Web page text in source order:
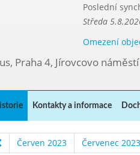
Poslední
Středa
Omezení
Praha 4, Jírovcovo
Kontakty a informace
Červen 2023 Červenec 2023